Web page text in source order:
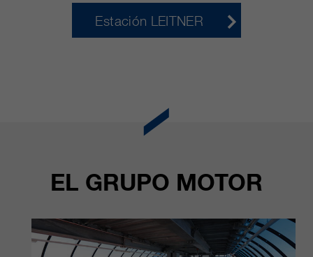
Estación LEITNER
EL GRUPO MOTOR
usuario.
uso, incluida información personal
y no personal. Para más
información, consulte la política de
sitios web. Esta información
también se transmite a nuestros